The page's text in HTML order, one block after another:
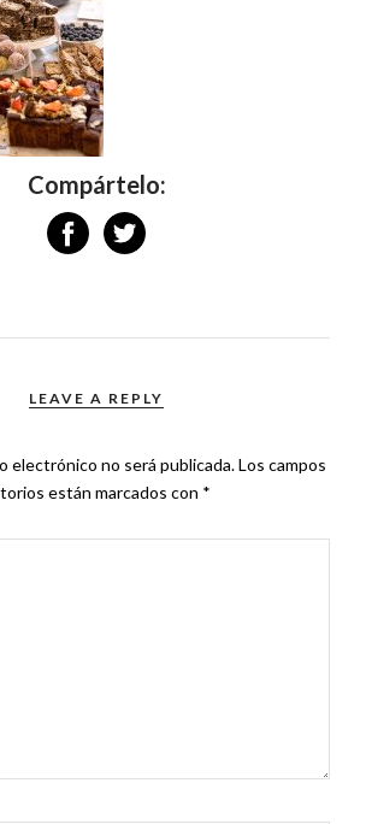
Compártelo:
LEAVE A REPLY
electrónico no será publicada.Los campos
están marcados con *